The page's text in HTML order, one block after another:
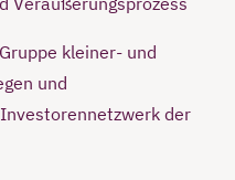
kleiner- und
und
der